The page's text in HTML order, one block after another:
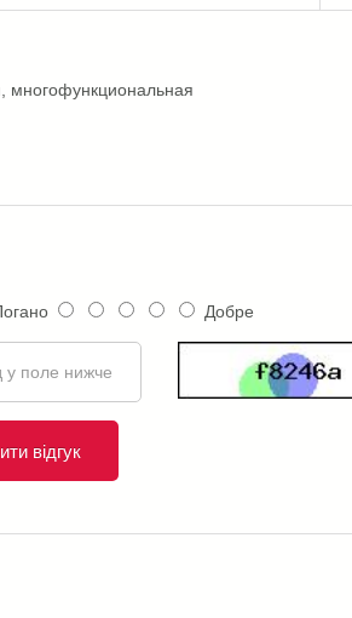
многофункциональная
Добре
відгук